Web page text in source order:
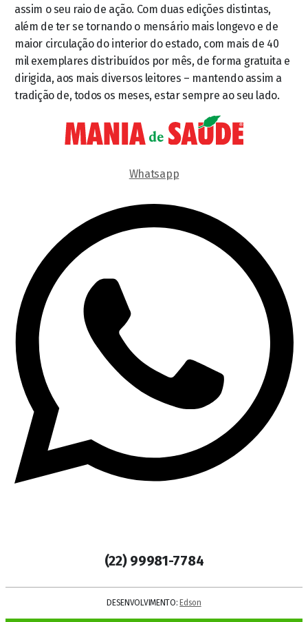
assim o seu raio de ação. Com duas edições distintas,
além de ter se tornando o mensário mais longevo e de
maior circulação do interior do estado, com mais de 40
mil exemplares distribuídos por mês, de forma gratuita e
dirigida, aos mais diversos leitores – mantendo assim a
tradição de, todos os meses, estar sempre ao seu lado.
Whatsapp
(22) 99981-7784
DESENVOLVIMENTO:Edson